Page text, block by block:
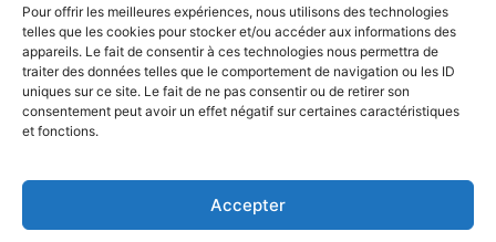
Pour offrir les meilleures expériences, nous utilisons des technologies
telles que les cookies pour stocker et/ou accéder aux informations des
appareils. Le fait de consentir à ces technologies nous permettra de
traiter des données telles que le comportement de navigation ou les ID
uniques sur ce site. Le fait de ne pas consentir ou de retirer son
consentement peut avoir un effet négatif sur certaines caractéristiques
et fonctions.
Accepter
Accueil Economie Entreprises Entrepreneur
Maghreb
© Challenges.tn By AAKOM.DIGITAL